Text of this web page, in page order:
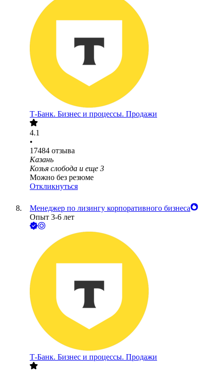
Т-Банк. Бизнес и процессы. Продажи
4.1
•
17484 отзыва
Казань
Козья слобода и еще 3
Можно без резюме
Откликнуться
Менеджер по лизингу корпоративного бизнеса
Опыт 3-6 лет
Т-Банк. Бизнес и процессы. Продажи